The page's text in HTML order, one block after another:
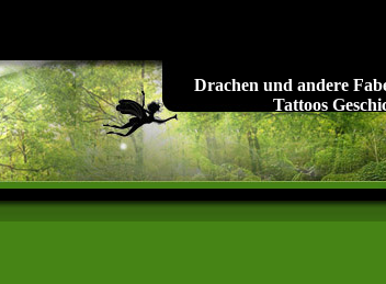
Drachen und andere
Tattoos